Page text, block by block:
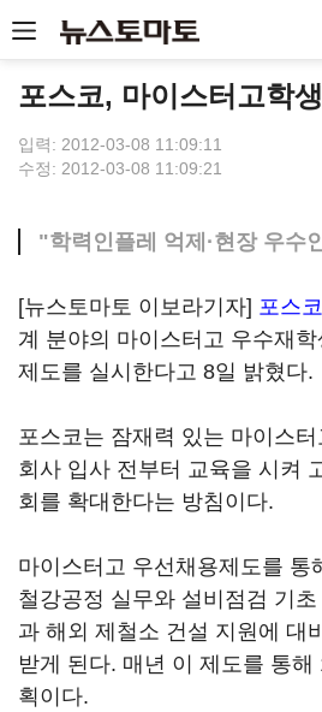
포스코, 마이스터고학
입력: 2012-03-08 11:09:11
수정: 2012-03-08 11:09:21
"학력인플레 억제·현장 우수
[뉴스토마토 이보라기자] 포스
계 분야의 마이스터고 우수재
제도를 실시한다고 8일 밝혔다.
포스코는 잠재력 있는 마이스
회사 입사 전부터 교육을 시켜
회를 확대한다는 방침이다.
마이스터고 우선채용제도를 통
철강공정 실무와 설비점검 기
과 해외 제철소 건설 지원에 대
받게 된다. 매년 이 제도를 통해
획이다.